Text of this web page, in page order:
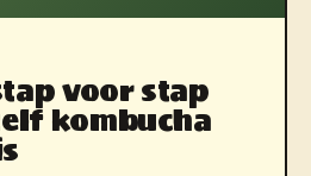
voor stap
kombucha